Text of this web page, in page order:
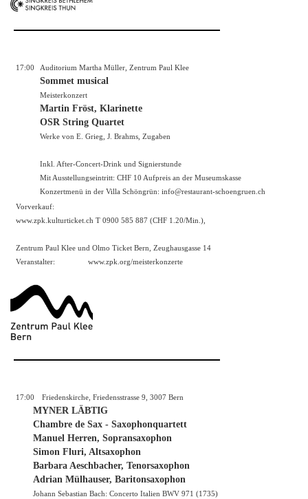
17:00 Auditorium Martha Müller, Zentrum Paul Klee
Sommet musical
Meisterkonzert
Martin Fröst, Klarinette
OSR String Quartet
Werke von E. Grieg, J. Brahms, Zugaben
Inkl. After-Concert-Drink und Signierstunde
Mit Ausstellungseintritt: CHF 10 Aufpreis an der Museumskasse
Konzertmenü in der Villa Schöngrün: info@restaurant-schoengruen.ch
Vorverkauf:
www.zpk.kulturticket.ch T 0900 585 887 (CHF 1.20/Min.),
Zentrum Paul Klee und Olmo Ticket Bern, Zeughausgasse 14
Veranstalter:
www.zpk.org/meisterkonzerte
17:00 Friedenskirche, Friedensstrasse 9, 3007 Bern
MYNER LÄBTIG
Chambre de Sax - Saxophonquartett
Manuel Herren, Sopransaxophon
Simon Fluri, Altsaxophon
Barbara Aeschbacher, Tenorsaxophon
Adrian Mülhauser, Baritonsaxophon
Johann Sebastian Bach: Concerto Italien BWV 971 (1735)